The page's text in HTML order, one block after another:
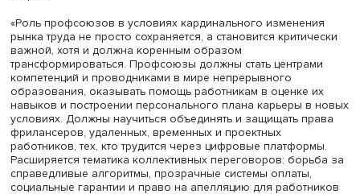
втором на 7 лет. По поручению Президента России мы
реализуем проект «Профессионалитет», мы фактически
изменили существовавший тренд, когда все стремились
получать высшее образование. За пять лет серьезно
изменилась пропорция, и сегодня порядка 63%
девятиклассников выбирают систему СПО», – отметил
По мнению участников сессии, ситуация на рынке труда
требует, чтобы каждый выпускник мог реализовать
профессии.